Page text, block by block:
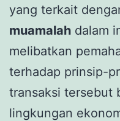
yang terkait
muamalah dalam
melibatkan
terhadap prinsip-
transaksi tersebut
lingkungan